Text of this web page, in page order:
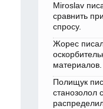
Miroslav
сравнить
спросу.
Жорес
материалов.
Полищук
станозолол